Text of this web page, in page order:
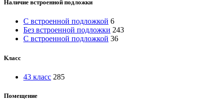
Наличие встроенной подложки
C встроенной подложкой 6
Без встроенной подложки 243
С встроенной подложкой 36
Класс
43 класс 285
Помещение